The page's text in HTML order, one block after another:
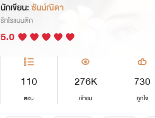
นักเขียน:ซันน์ณิดา
รักโรแมนติก
5.0
110
ตอน
276K
เข้าชม
730
ถูกใจ